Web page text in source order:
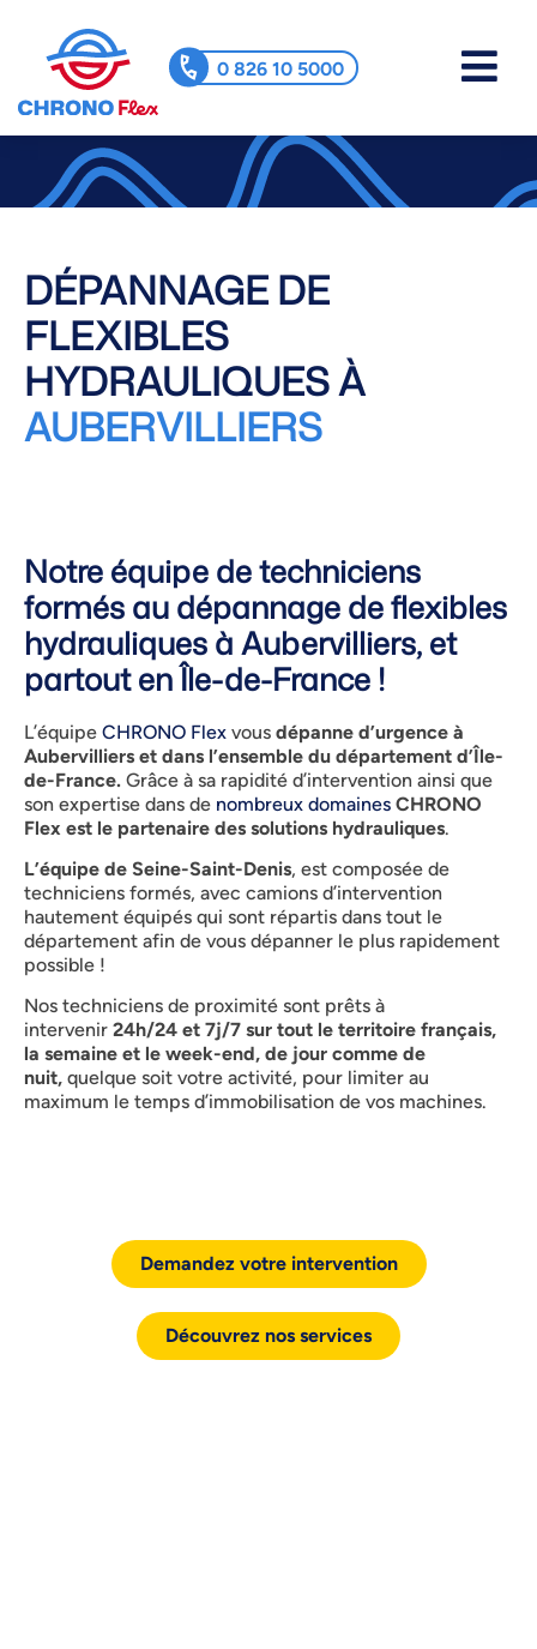
0 826 10 5000
DÉPANNAGE DE
FLEXIBLES
HYDRAULIQUES À
AUBERVILLIERS
Notre équipe de techniciens
formés au dépannage de flexibles
hydrauliques à Aubervilliers, et
partout en Île-de-France !
L’équipe CHRONO Flex vous dépanne d’urgence à
Aubervilliers et dans l’ensemble du département d’Île-
de-France. Grâce à sa rapidité d’intervention ainsi que
son expertise dans de nombreux domaines CHRONO
Flex est le partenaire des solutions hydrauliques.
L’équipe de Seine-Saint-Denis, est composée de
techniciens formés, avec camions d’intervention
hautement équipés qui sont répartis dans tout le
département afin de vous dépanner le plus rapidement
possible !
Nos techniciens de proximité sont prêts à
intervenir 24h/24 et 7j/7 sur tout le territoire français,
la semaine et le week-end, de jour comme de
nuit, quelque soit votre activité, pour limiter au
maximum le temps d’immobilisation de vos machines.
Demandez votre intervention
Découvrez nos services